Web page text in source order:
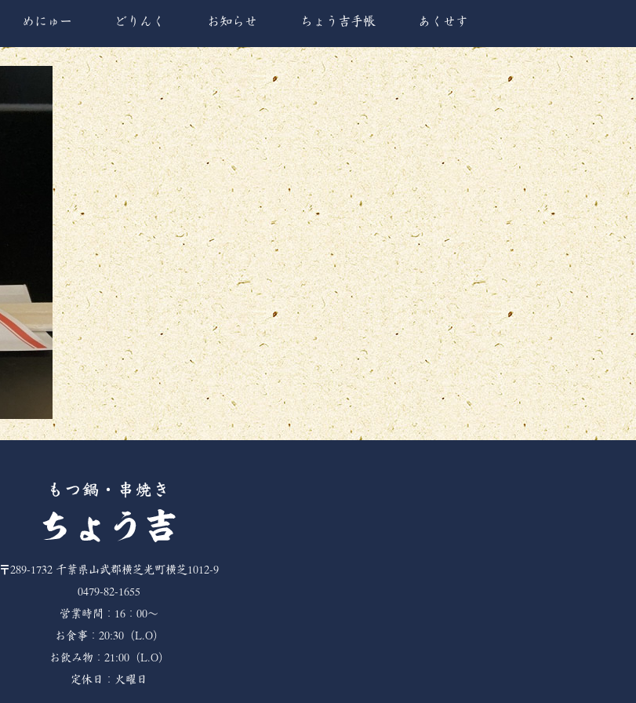
めにゅー どりんく お知らせ ちょう吉手帳 あくせす
〒289-1732 千葉県山武郡横芝光町横芝1012-9
0479-82-1655
営業時間：16：00～
お食事：20:30（L.O）
お飲み物：21:00（L.O）
定休日：火曜日